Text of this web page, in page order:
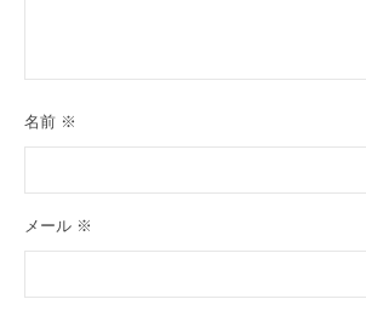
名前 ※
メール ※